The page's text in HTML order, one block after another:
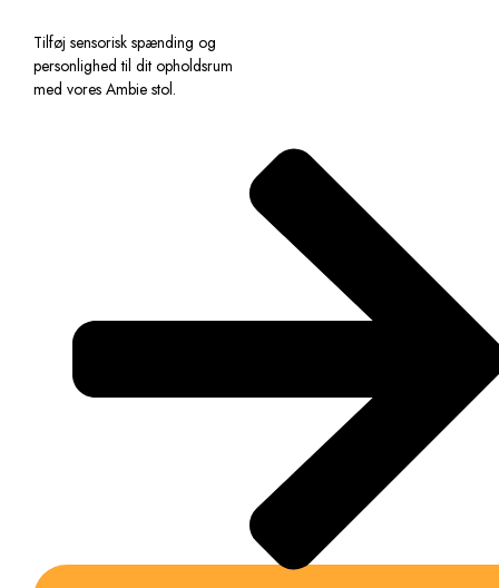
Tilføj sensorisk spænding og
personlighed til dit opholdsrum
med vores Ambie stol.